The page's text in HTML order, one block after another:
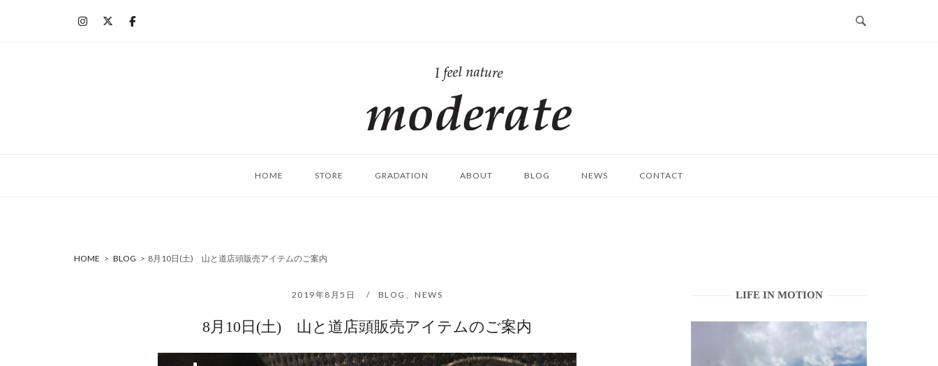
ム
HOME STORE GRADATION ABOUT BLOG NEWS CONTACT
HOME > BLOG > 8月10日(土) 山と道店頭販売アイテムのご案内
2019年8月5日 BLOG 、NEWS
8月10日(土) 山と道店頭販売アイテムのご案内
LIFE IN MOTION